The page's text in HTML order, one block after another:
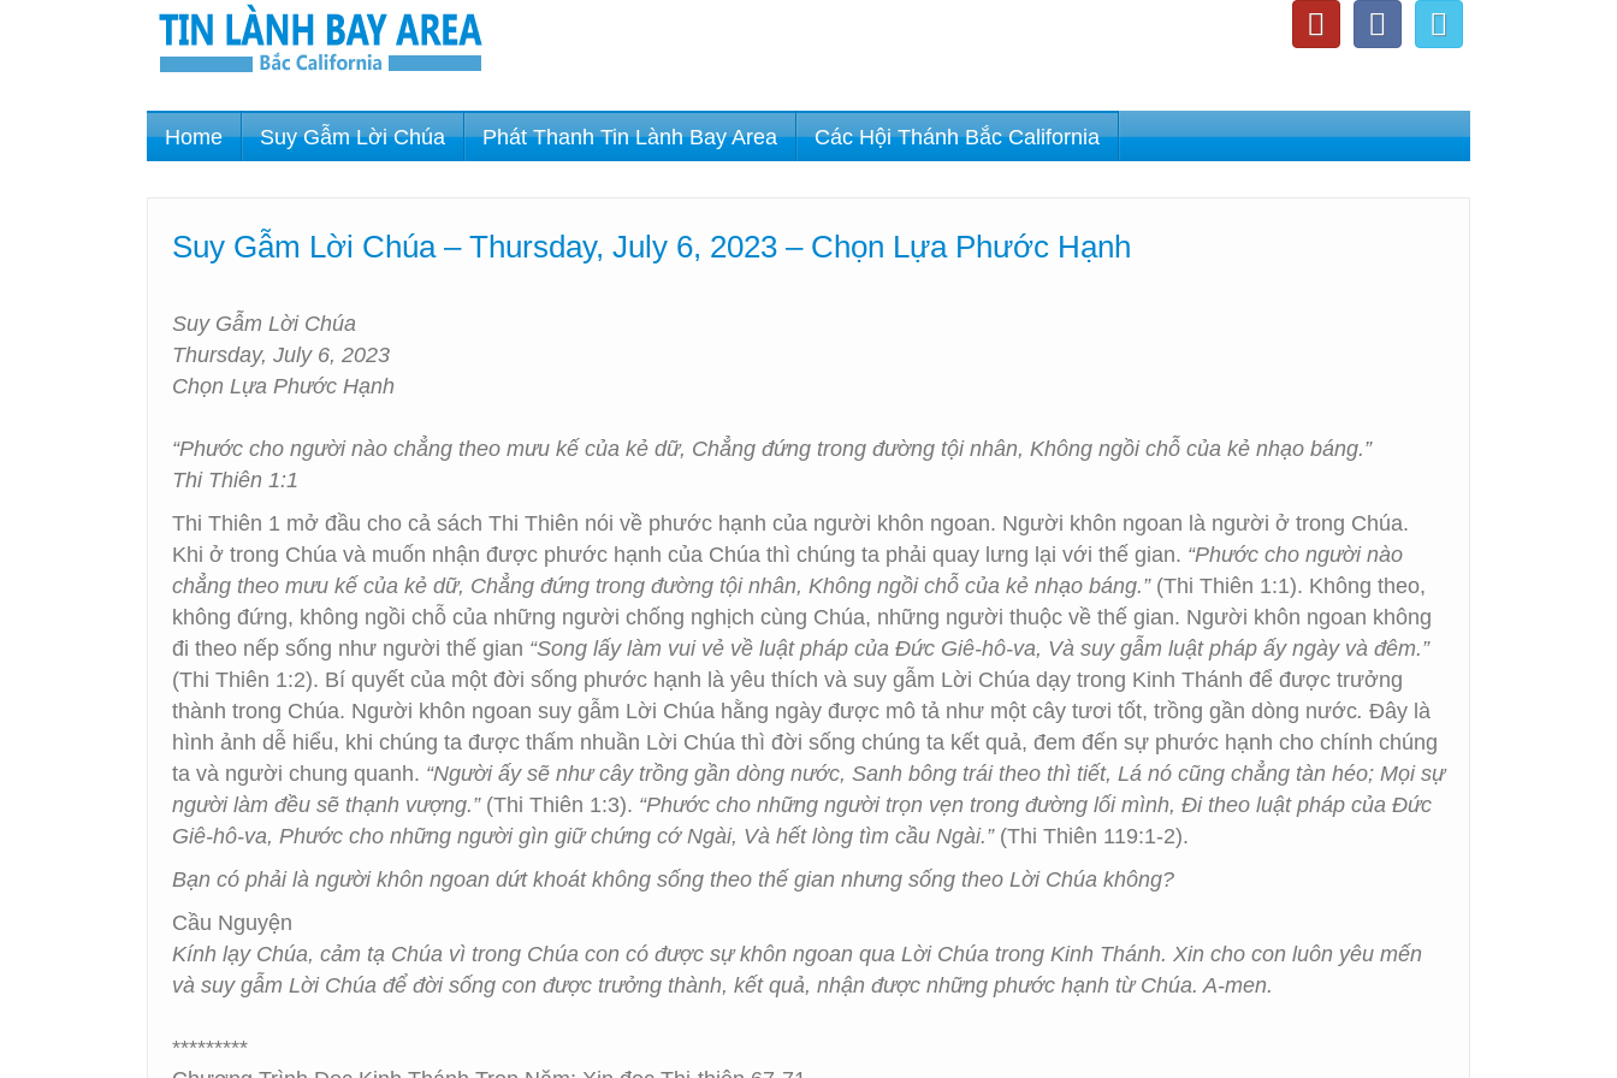
Home Suy Gẫm Lời Chúa Phát Thanh Tin Lành Bay Area Các Hội Thánh Bắc California
Suy Gẫm Lời Chúa – Thursday, July 6, 2023 – Chọn Lựa Phước Hạnh
Suy Gẫm Lời Chúa
Thursday, July 6, 2023
Chọn Lựa Phước Hạnh
“Phước cho người nào chẳng theo mưu kế của kẻ dữ, Chẳng đứng trong đường tội nhân, Không ngồi chỗ của kẻ nhạo báng.”
Thi Thiên 1:1
Thi Thiên 1 mở đầu cho cả sách Thi Thiên nói về phước hạnh của người khôn ngoan. Người khôn ngoan là người ở trong Chúa.
Khi ở trong Chúa và muốn nhận được phước hạnh của Chúa thì chúng ta phải quay lưng lại với thế gian. “Phước cho người nào
chẳng theo mưu kế của kẻ dữ, Chẳng đứng trong đường tội nhân, Không ngồi chỗ của kẻ nhạo báng.”(Thi Thiên 1:1). Không theo,
không đứng, không ngồi chỗ của những người chống nghịch cùng Chúa, những người thuộc về thế gian. Người khôn ngoan không
đi theo nếp sống như người thế gian “Song lấy làm vui vẻ về luật pháp của Đức Giê-hô-va, Và suy gẫm luật pháp ấy ngày và đêm.”
(Thi Thiên 1:2). Bí quyết của một đời sống phước hạnh là yêu thích và suy gẫm Lời Chúa dạy trong Kinh Thánh để được trưởng
thành trong Chúa. Người khôn ngoan suy gẫm Lời Chúa hằng ngày được mô tả như một cây tươi tốt, trồng gần dòng nước. Đây là
hình ảnh dễ hiểu, khi chúng ta được thấm nhuần Lời Chúa thì đời sống chúng ta kết quả, đem đến sự phước hạnh cho chính chúng
ta và người chung quanh. “Người ấy sẽ như cây trồng gần dòng nước, Sanh bông trái theo thì tiết, Lá nó cũng chẳng tàn héo; Mọi sự
người làm đều sẽ thạnh vượng.” (Thi Thiên 1:3). “Phước cho những người trọn vẹn trong đường lối mình, Đi theo luật pháp của Đức
Giê-hô-va, Phước cho những người gìn giữ chứng cớ Ngài, Và hết lòng tìm cầu Ngài.”(Thi Thiên 119:1-2).
Bạn có phải là người khôn ngoan dứt khoát không sống theo thế gian nhưng sống theo Lời Chúa không?
Cầu Nguyện
Kính lạy Chúa, cảm tạ Chúa vì trong Chúa con có được sự khôn ngoan qua Lời Chúa trong Kinh Thánh. Xin cho con luôn yêu mến
và suy gẫm Lời Chúa để đời sống con được trưởng thành, kết quả, nhận được những phước hạnh từ Chúa. A-men.
*********